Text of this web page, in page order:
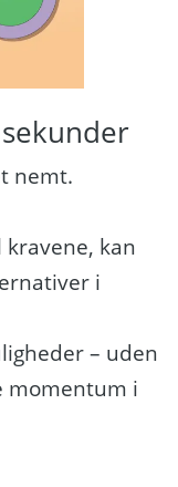
nemt.
kan
i
– uden
momentum i